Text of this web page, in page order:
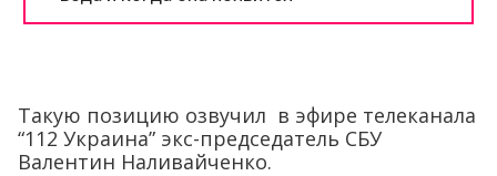
Такую позицию озвучил в эфире телеканала
“112 Украина” экс-председатель СБУ
Валентин Наливайченко.